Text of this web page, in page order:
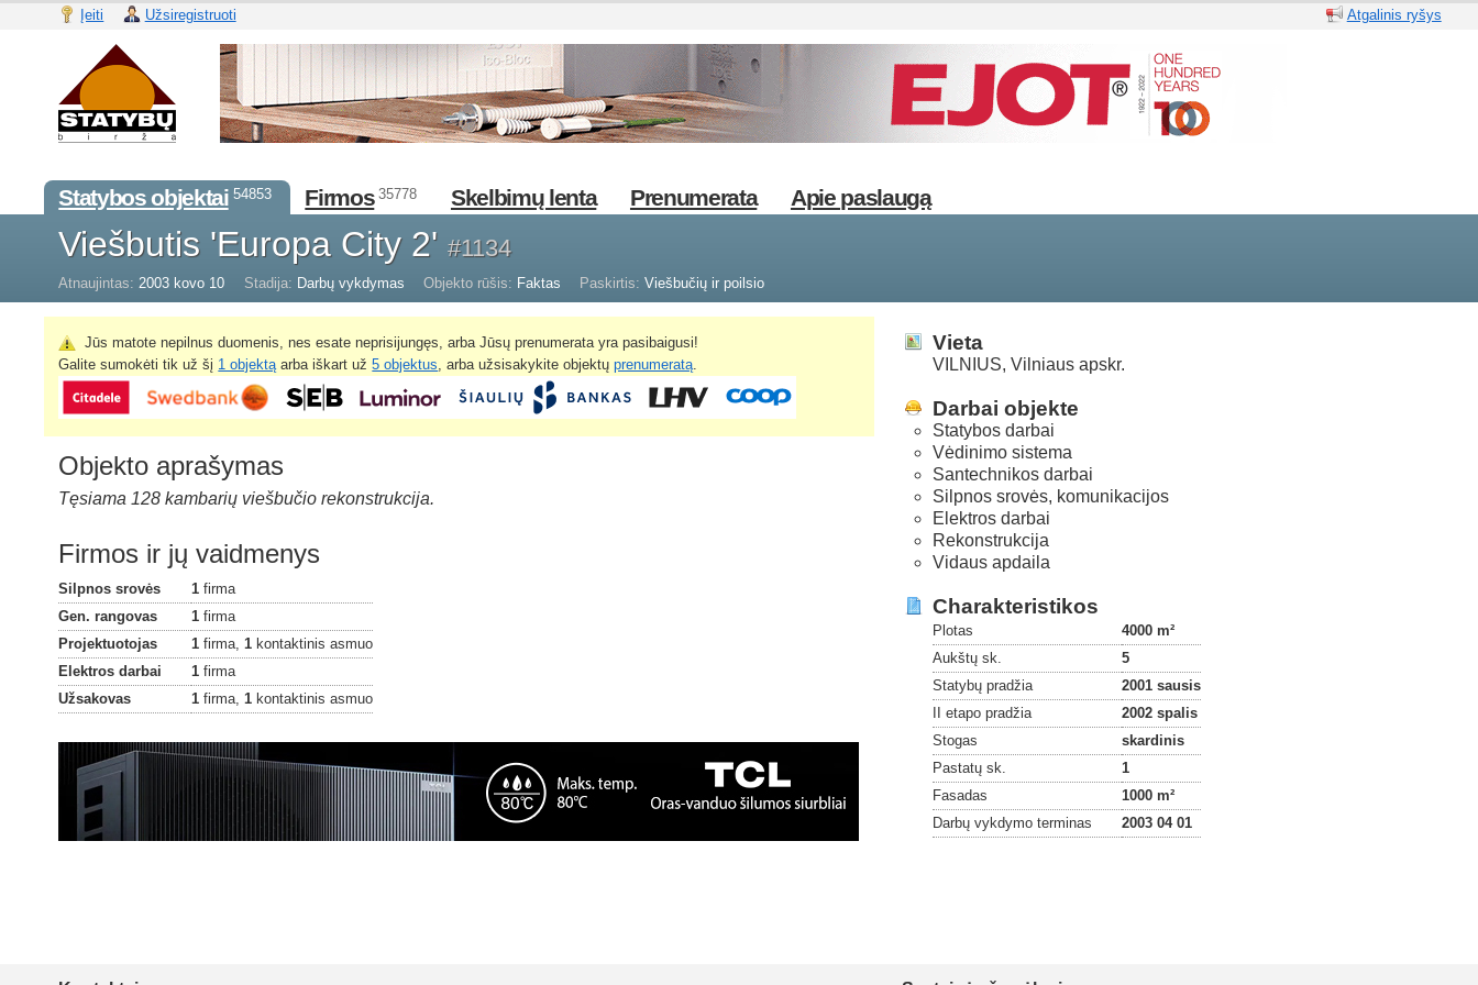
Įeiti Užsiregistruoti Atgalinis ryšys
Statybos objektai 54853 Firmos 35778 Skelbimų lenta Prenumerata Apie paslaugą
Viešbutis 'Europa City 2'#1134
Atnaujintas: 2003 kovo 10 Stadija: Darbų vykdymas Objekto rūšis: Faktas Paskirtis: Viešbučių ir poilsio
Jūs matote nepilnus duomenis, nes esate neprisijungęs, arba Jūsų prenumerata yra pasibaigusi!
Galite sumokėti tik už šį 1 objektą arba iškart už5 objektus , arba užsisakykite objektųprenumeratą
Objekto aprašymas
Tęsiama 128 kambarių viešbučio rekonstrukcija.
Firmos ir jų vaidmenys
Silpnos srovės 1 firma
Gen. rangovas
1 firma
Projektuotojas
1 firma, 1 kontaktinis asmuo
Elektros darbai
1 firma
Užsakovas
1 firma, 1 kontaktinis asmuo
Vieta
VILNIUS, Vilniaus apskr.
Darbai objekte
Statybos darbai
Vėdinimo sistema
Santechnikos darbai
Silpnos srovės, komunikacijos
Elektros darbai
Rekonstrukcija
Vidaus apdaila
Charakteristikos
Plotas
4000 m²
Aukštų sk.
5
Statybų pradžia
2001 sausis
II etapo pradžia
2002 spalis
Stogas
skardinis
Pastatų sk.
1
Fasadas
1000 m²
Darbų vykdymo terminas
2003 04 01